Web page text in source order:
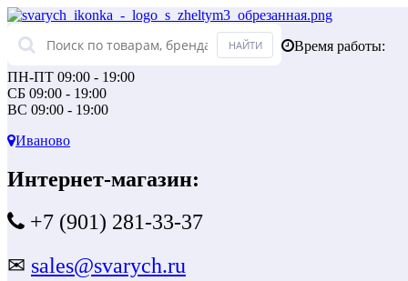
Время работы:
ПН-ПТ 09:00 - 19:00
СБ 09:00 - 19:00
ВС 09:00 - 19:00
Иваново
Интернет-магазин:
+7 (901) 281-33-37
✉ sales@svarych.ru